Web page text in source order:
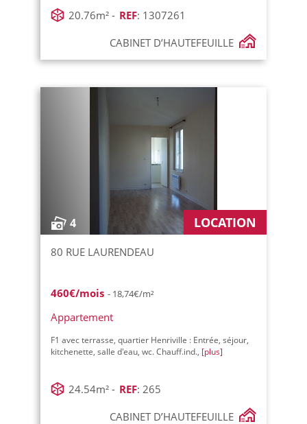
20.76m² - REF: 1307261
CABINET D’HAUTEFEUILLE
4 LOCATION
80 RUE LAURENDEAU
460€/mois - 18,74€/m²
Appartement
F1 avec terrasse, quartier Henriville : Entrée, séjour,
kitchenette, salle d'eau, wc. Chauff.ind., [plus]
24.54m² - REF: 265
CABINET D’HAUTEFEUILLE